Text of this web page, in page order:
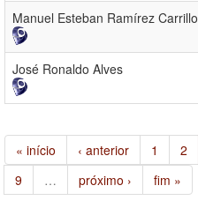
Manuel Esteban Ramírez Carrillo
José Ronaldo Alves
« início ‹ anterior 1 2
9
… próximo › fim »